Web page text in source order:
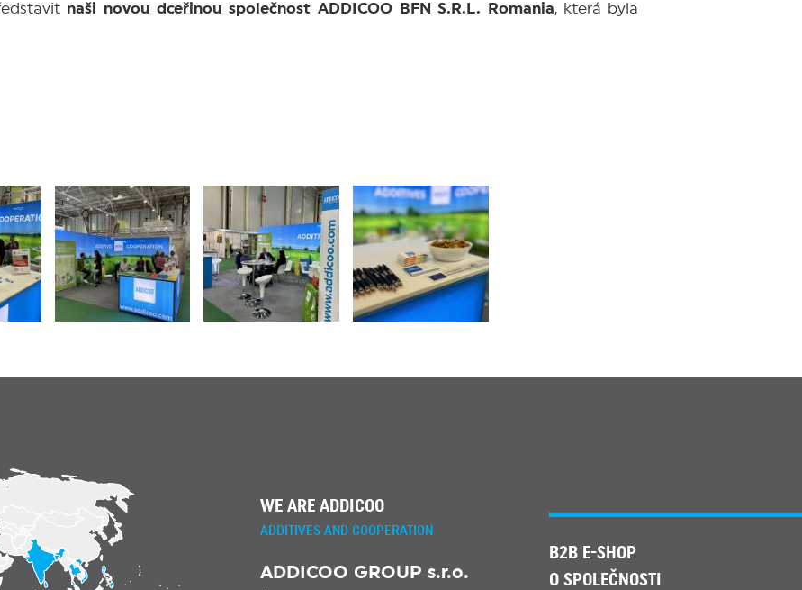
naši novou dceřinou společnost ADDICOO BFN S.R.L. Romania, která byla
WE ARE ADDICOO
ADDITIVES AND COOPERATION
ADDICOO GROUP s.r.o.
B2B E-SHOP
O SPOLEČNOSTI